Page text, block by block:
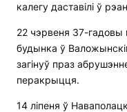
калегу даставілі ў
22 чэрвеня 37-
будынка ў
загінуў праз
перакрыцця.
14 ліпеня ў